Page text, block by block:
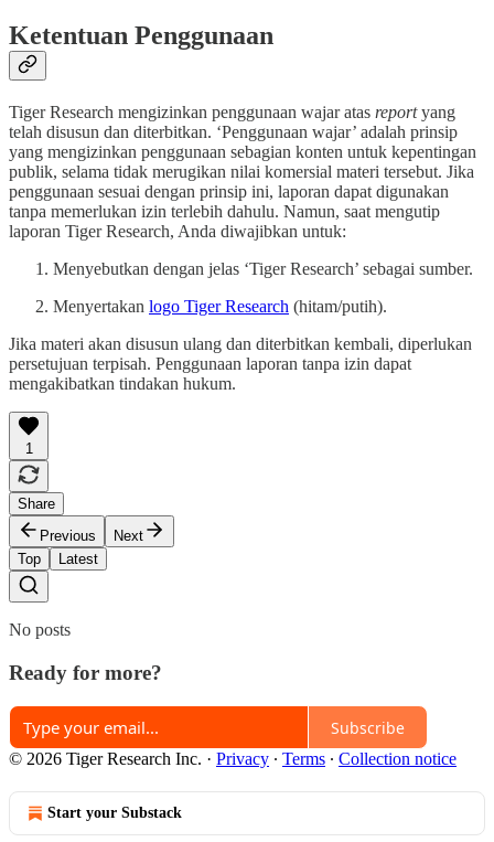
Ketentuan Penggunaan
Tiger Research mengizinkan penggunaan wajar atas reportyang
telah disusun dan diterbitkan. ‘Penggunaan wajar’ adalah prinsip
yang mengizinkan penggunaan sebagian konten untuk kepentingan
publik, selama tidak merugikan nilai komersial materi tersebut. Jika
penggunaan sesuai dengan prinsip ini, laporan dapat digunakan
tanpa memerlukan izin terlebih dahulu. Namun, saat mengutip
laporan Tiger Research, Anda diwajibkan untuk:
Menyebutkan dengan jelas ‘Tiger Research’ sebagai sumber.
Menyertakan logo Tiger Research (hitam/putih).
Jika materi akan disusun ulang dan diterbitkan kembali, diperlukan
persetujuan terpisah. Penggunaan laporan tanpa izin dapat
mengakibatkan tindakan hukum.
1
Share
Previous
Next
Top
Latest
No posts
Ready for more?
Subscribe
© 2026 Tiger Research Inc. · Privacy ∙ Terms ∙ Collection notice
Start your Substack